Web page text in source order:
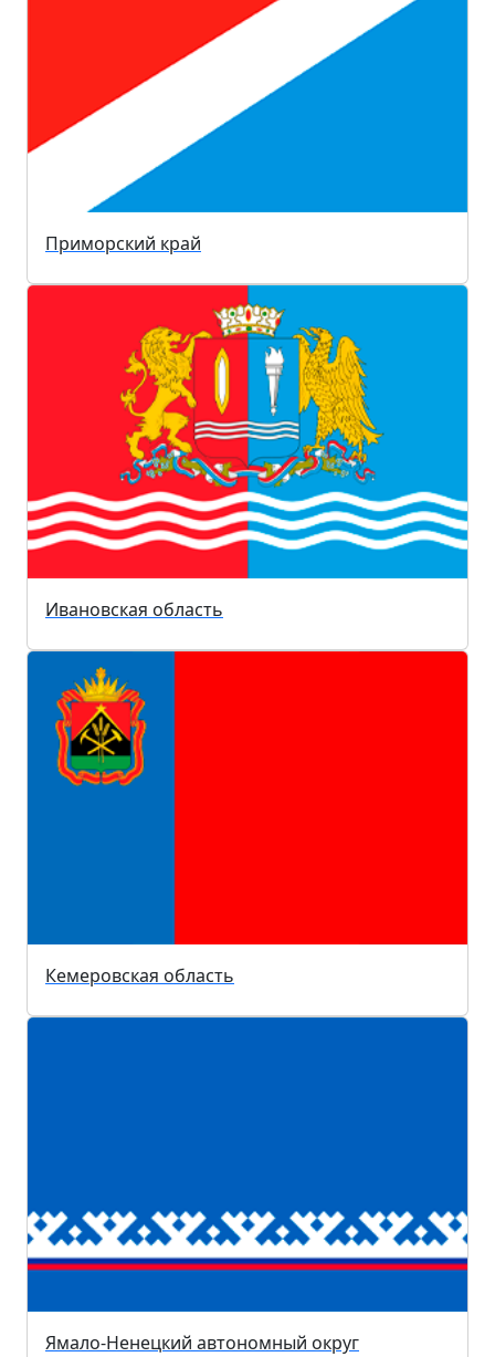
Приморский край
Ивановская область
Кемеровская область
Ямало-Ненецкий автономный округ